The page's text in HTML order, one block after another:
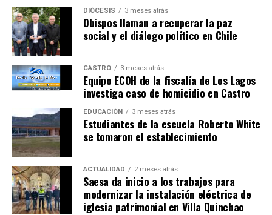
DIÓCESIS 3 meses atrás
Obispos llaman a recuperar la paz
social y el diálogo político en Chile
CASTRO 3 meses atrás
Equipo ECOH de la fiscalía de Los Lagos
investiga caso de homicidio en Castro
EDUCACIÓN 3 meses atrás
Estudiantes de la escuela Roberto White
se tomaron el establecimiento
ACTUALIDAD 2 meses atrás
Saesa da inicio a los trabajos para
modernizar la instalación eléctrica de
iglesia patrimonial en Villa Quinchao